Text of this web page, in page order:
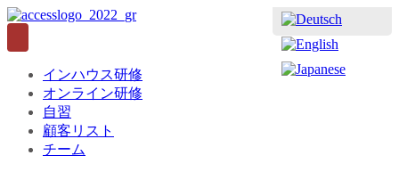
インハウス研修
オンライン研修
自習
顧客リスト
チーム